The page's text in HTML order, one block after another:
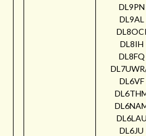
DL9PN
DL9AL
DL8OCI
DL8IH
DL8FQ
DL6VF
DL6LAU
DL6JU